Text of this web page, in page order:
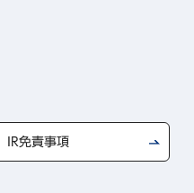
IR免責事項